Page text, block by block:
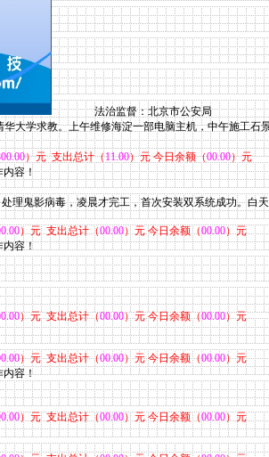
法治监督：北京市公安局
大学求教。上午维修海淀一部电脑主机，中午施工
）元 支出总计（11.00）元 今日余额（00.00）元
内容！
理鬼影病毒，凌晨才完工，首次安装双系统成功。白
）元 支出总计（00.00）元 今日余额（00.00）元
内容！
）元 支出总计（00.00）元 今日余额（00.00）元
）元 支出总计（00.00）元 今日余额（00.00）元
内容！
）元 支出总计（00.00）元 今日余额（00.00）元